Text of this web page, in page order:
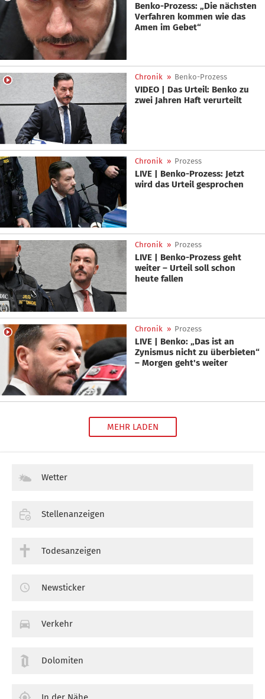
Benko-Prozess: „Die nächsten
Verfahren kommen wie das
Amen im Gebet“
Chronik » Benko-Prozess
VIDEO | Das Urteil: Benko zu
zwei Jahren Haft verurteilt
Chronik » Prozess
LIVE | Benko-Prozess: Jetzt
wird das Urteil gesprochen
Chronik » Prozess
LIVE | Benko-Prozess geht
weiter – Urteil soll schon
heute fallen
Chronik » Prozess
LIVE | Benko: „Das ist an
Zynismus nicht zu überbieten“
– Morgen geht's weiter
MEHR LADEN
Wetter
Stellenanzeigen
Todesanzeigen
Newsticker
Verkehr
Dolomiten